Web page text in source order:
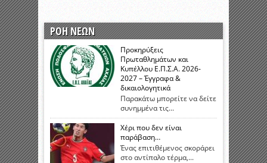
ΡΟΗ ΝΕΩΝ
Προκηρύξεις
Πρωταθλημάτων και
Κυπέλλου Ε.Π.Σ.Α. 2026-
2027 – Έγγραφα &
δικαιολογητικά
Παρακάτω μπορείτε να δείτε
συνημμένα τις...
Χέρι που δεν είναι
παράβαση…
Ένας επιτιθέμενος σκοράρει
στο αντίπαλο τέρμα,...